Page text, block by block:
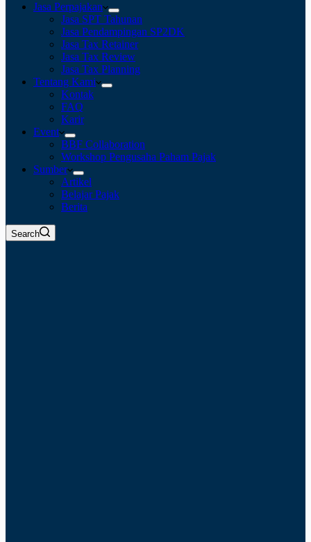
Jasa Perpajakan
Jasa SPT Tahunan
Jasa Pendampingan SP2DK
Jasa Tax Retainer
Jasa Tax Review
Jasa Tax Planning
Tentang Kami
Kontak
FAQ
Karir
Event
BBF Collaboration
Workshop Pengusaha Paham Pajak
Sumber
Artikel
Belajar Pajak
Berita
Search